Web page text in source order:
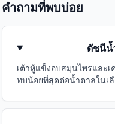
คำถามที่พบบ่อย
ดัชนีน้
เต้าหู้แข็งอบสมุนไพรและ
ทบน้อยที่สุดต่อน้ำตาลในเ